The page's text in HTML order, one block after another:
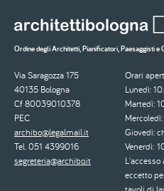
Ordine degli Architetti, Pianificatori, Paesaggisti e
Via Saragozza 175
40135 Bologna
Cf 80039010378
PEC
archibo@legalmail.it
Tel. 051 4399016
segreteria@archibo.it
Orari
Lunedì:
Martedì:
Giovedì:
Venerdì:
eccetto